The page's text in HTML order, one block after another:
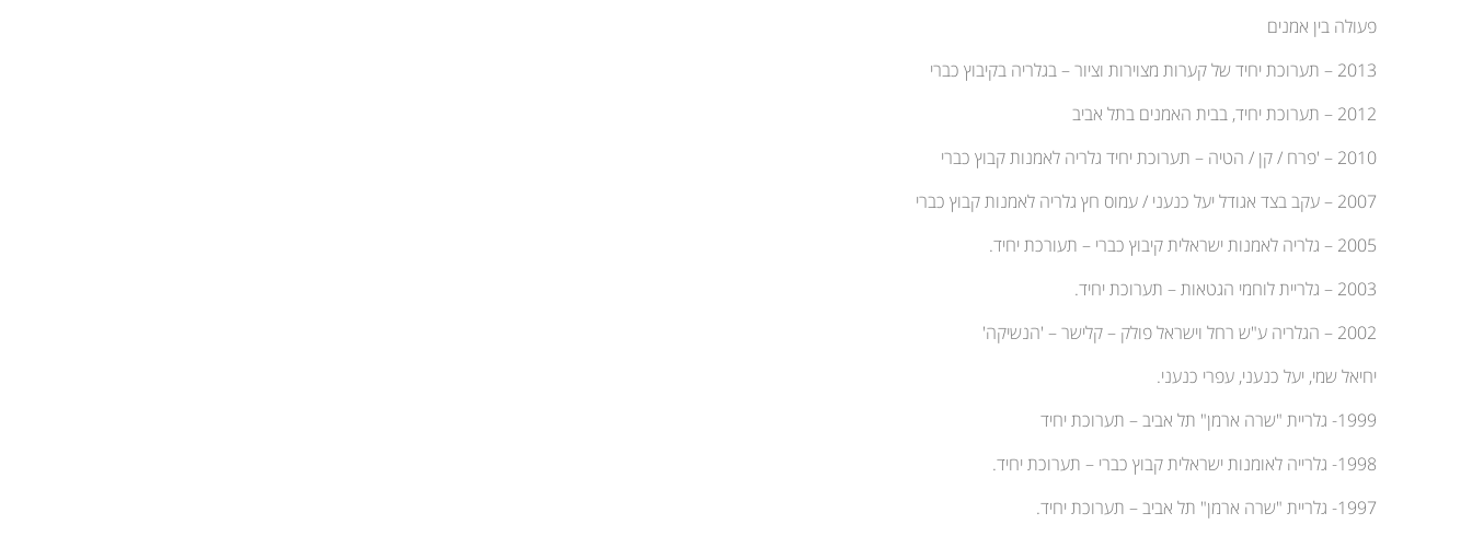
פעולה בין אמנים
2013 – תערוכת יחיד של קערות מצוירות וציור – בגלריה בקיבוץ כברי
2012 – תערוכת יחיד, בבית האמנים בתל אביב
2010 – 'פרח / קן / הטיה – תערוכת יחיד גלריה לאמנות קבוץ כברי
2007 – עקב בצד אגודל יעל כנעני / עמוס חץ גלריה לאמנות קבוץ כברי
2005 – גלריה לאמנות ישראלית קיבוץ כברי – תעורכת יחיד.
2003 – גלריית לוחמי הגטאות – תערוכת יחיד.
2002 – הגלריה ע"ש רחל וישראל פולק – קלישר – 'הנשיקה'
יחיאל שמי, יעל כנעני, עפרי כנעני.
1999- גלריית "שרה ארמן" תל אביב – תערוכת יחיד
1998- גלרייה לאומנות ישראלית קבוץ כברי – תערוכת יחיד.
1997- גלריית "שרה ארמן" תל אביב – תערוכת יחיד.